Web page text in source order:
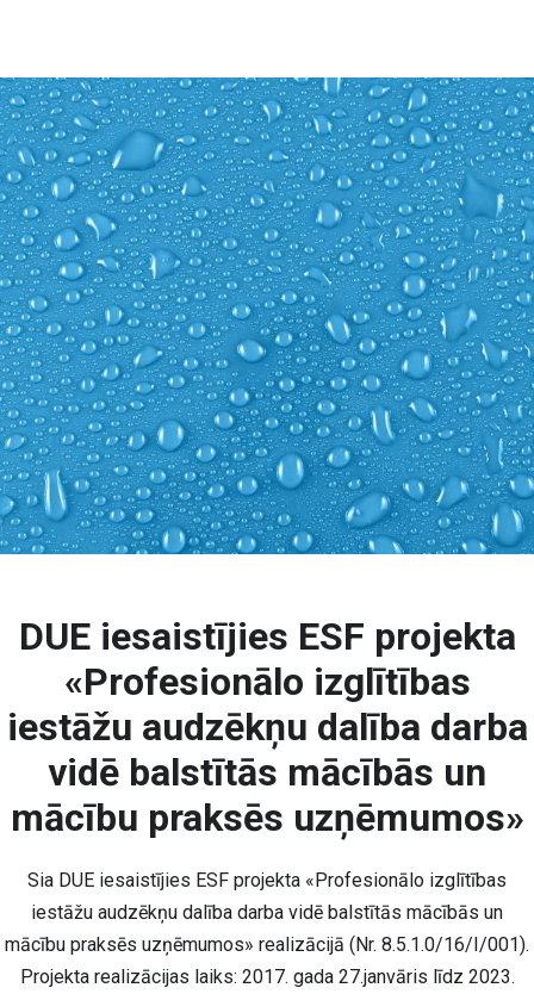
DUE iesaistījies ESF projekta
«Profesionālo izglītības
iestāžu audzēkņu dalība darba
vidē balstītās mācībās un
mācību praksēs uzņēmumos»
Sia DUE iesaistījies ESF projekta «Profesionālo izglītības
iestāžu audzēkņu dalība darba vidē balstītās mācībās un
mācību praksēs uzņēmumos» realizācijā (Nr. 8.5.1.0/16/I/001).
Projekta realizācijas laiks: 2017. gada 27.janvāris līdz 2023.